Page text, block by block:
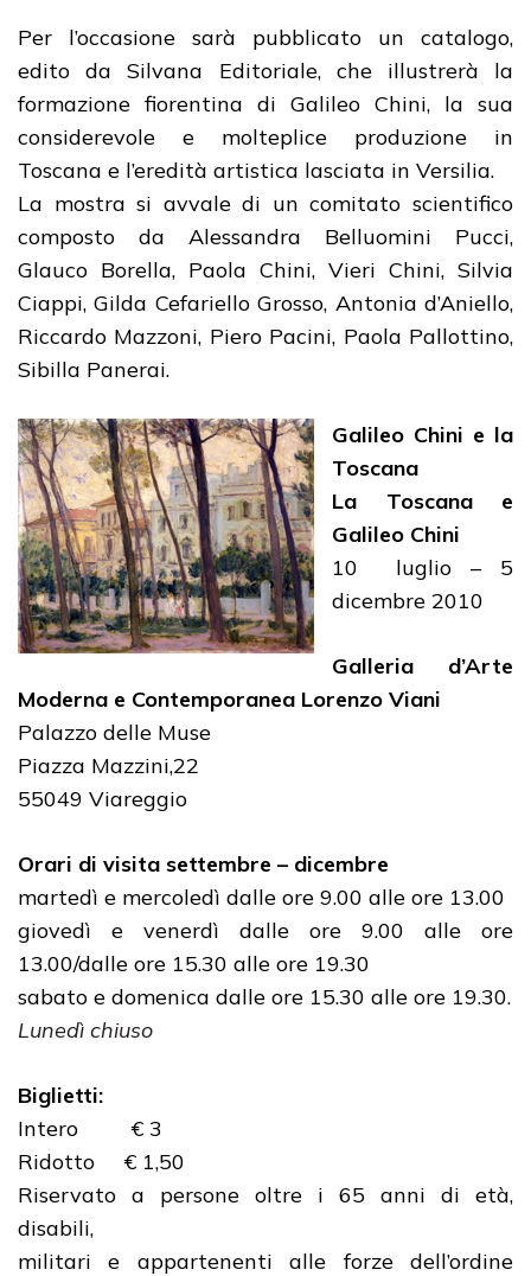
Per l’occasione sarà pubblicato un catalogo,
edito da Silvana Editoriale, che illustrerà la
formazione fiorentina di Galileo Chini, la sua
considerevole e molteplice produzione in
Toscana e l’eredità artistica lasciata in Versilia.
La mostra si avvale di un comitato scientifico
composto da Alessandra Belluomini Pucci,
Glauco Borella, Paola Chini, Vieri Chini, Silvia
Ciappi, Gilda Cefariello Grosso, Antonia d’Aniello,
Riccardo Mazzoni, Piero Pacini, Paola Pallottino,
Sibilla Panerai.
Galileo Chini e la
Toscana
La Toscana e
Galileo Chini
10 luglio – 5
dicembre 2010
Galleria d’Arte
Moderna e Contemporanea Lorenzo Viani
Palazzo delle Muse
Piazza Mazzini,22
55049 Viareggio
Orari di visita settembre – dicembre
martedì e mercoledì dalle ore 9.00 alle ore 13.00
giovedì e venerdì dalle ore 9.00 alle ore
13.00/dalle ore 15.30 alle ore 19.30
sabato e domenica dalle ore 15.30 alle ore 19.30.
Lunedì chiuso
Biglietti:
Intero € 3
Ridotto € 1,50
Riservato a persone oltre i 65 anni di età,
disabili,
militari e appartenenti alle forze dell’ordine